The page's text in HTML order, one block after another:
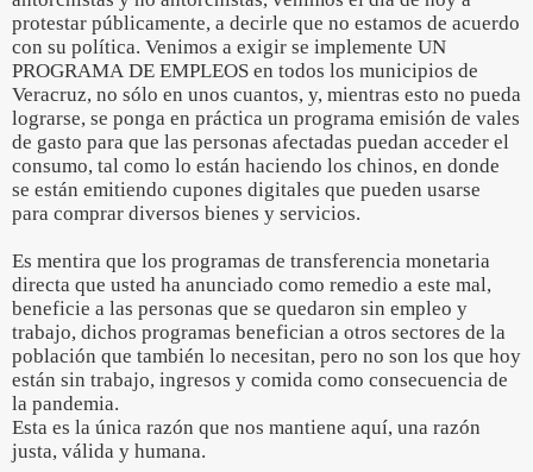
protestar públicamente, a decirle que no estamos de acuerdo
con su política. Venimos a exigir se implemente UN
PROGRAMA DE EMPLEOS en todos los municipios de
Veracruz, no sólo en unos cuantos, y, mientras esto no pueda
lograrse, se ponga en práctica un programa emisión de vales
de gasto para que las personas afectadas puedan acceder el
consumo, tal como lo están haciendo los chinos, en donde
se están emitiendo cupones digitales que pueden usarse
para comprar diversos bienes y servicios.
Es mentira que los programas de transferencia monetaria
directa que usted ha anunciado como remedio a este mal,
beneficie a las personas que se quedaron sin empleo y
trabajo, dichos programas benefician a otros sectores de la
población que también lo necesitan, pero no son los que hoy
están sin trabajo, ingresos y comida como consecuencia de
la pandemia.
Esta es la única razón que nos mantiene aquí, una razón
justa, válida y humana.